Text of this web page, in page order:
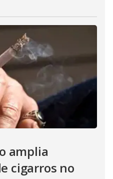
amplia
cigarros no